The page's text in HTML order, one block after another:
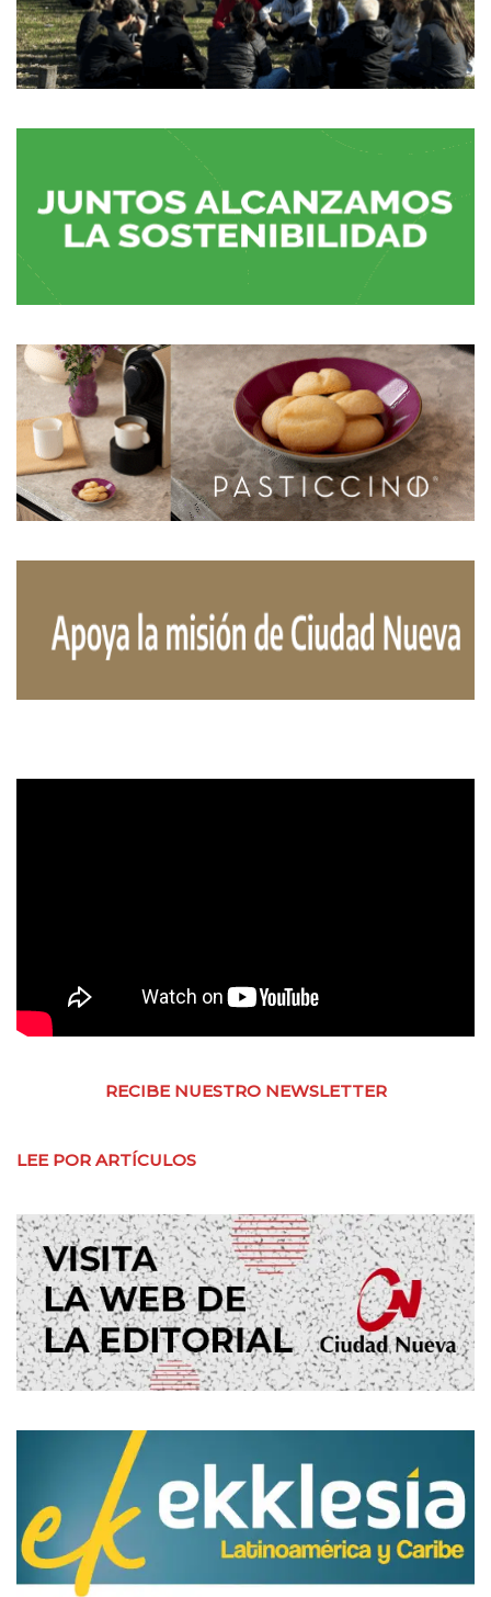
RECIBE NUESTRO NEWSLETTER
LEE POR ARTÍCULOS